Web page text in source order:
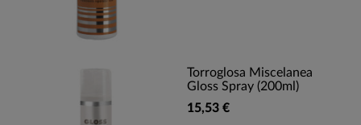
Torroglosa Miscelanea
Gloss Spray (200ml)
15,53 €